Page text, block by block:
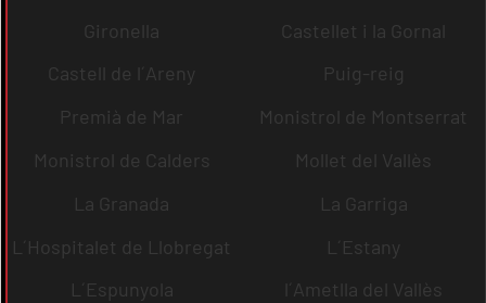
Gironella
Castellet i la Gornal
Castell de l´Areny
Puig-reig
Premià de Mar
Monistrol de Montserrat
Monistrol de Calders
Mollet del Vallès
La Granada
La Garriga
L´Hospitalet de Llobregat
L´Estany
L´Espunyola
l´Ametlla del Vallès